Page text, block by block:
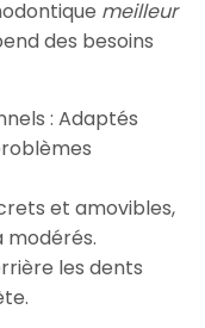
meilleur
des besoins
: Adaptés
et amovibles,
modérés.
les dents